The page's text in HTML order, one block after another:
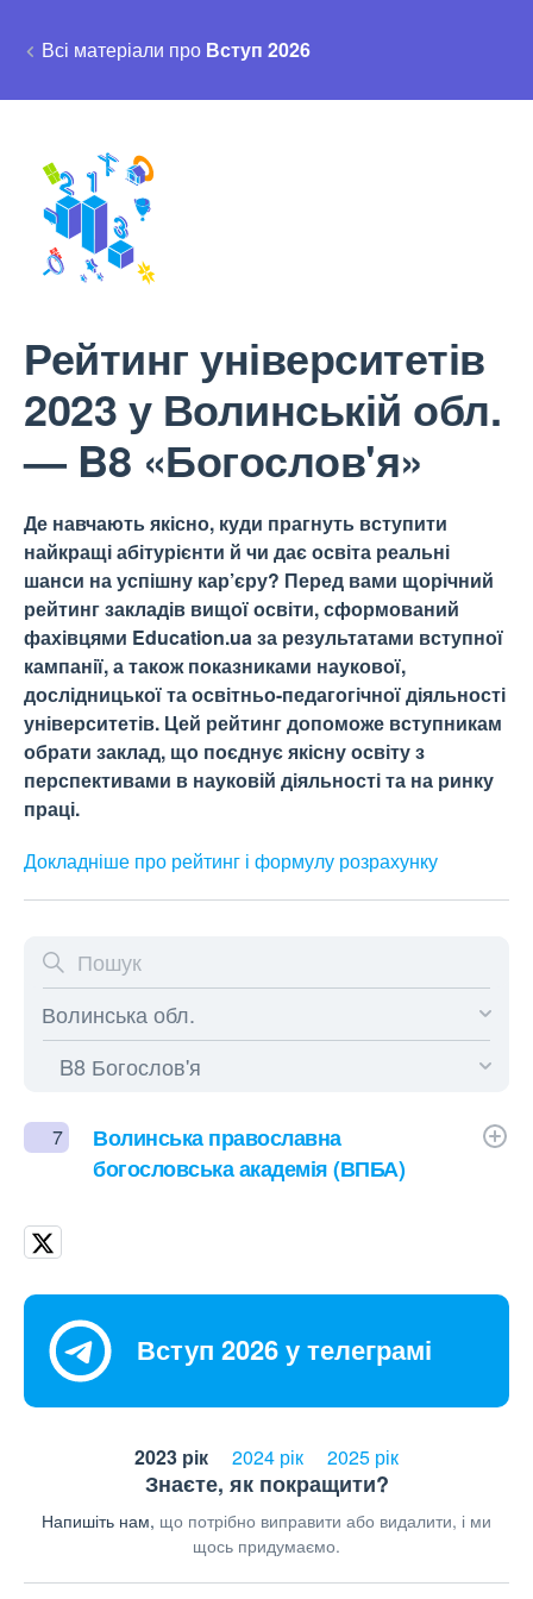
Всі матеріали про Вступ 2026
Рейтинг університетів
2023 у Волинській обл.
— B8 «Богослов'я»
Де навчають якісно, куди прагнуть вступити
найкращі абітурієнти й чи дає освіта реальні
шанси на успішну кар’єру? Перед вами щорічний
рейтинг закладів вищої освіти, сформований
фахівцями Education.ua за результатами вступної
кампанії, а також показниками наукової,
дослідницької та освітньо-педагогічної діяльності
університетів. Цей рейтинг допоможе вступникам
обрати заклад, що поєднує якісну освіту з
перспективами в науковій діяльності та на ринку
праці.
Докладніше про рейтинг і формулу розрахунку
7
Волинська православна
богословська академія (ВПБА)
Вступ 2026 у телеграмі
2023 рік 2024 рік 2025 рік
Знаєте, як покращити?
Напишіть нам, що потрібно виправити або видалити, і ми
щось придумаємо.